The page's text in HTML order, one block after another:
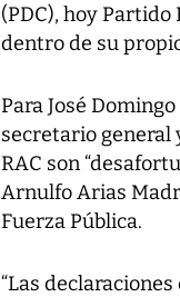
(PDC), hoy
dentro de su
Para José
secretario general
RAC son
Arnulfo Arias
Fuerza Pública.
“Las